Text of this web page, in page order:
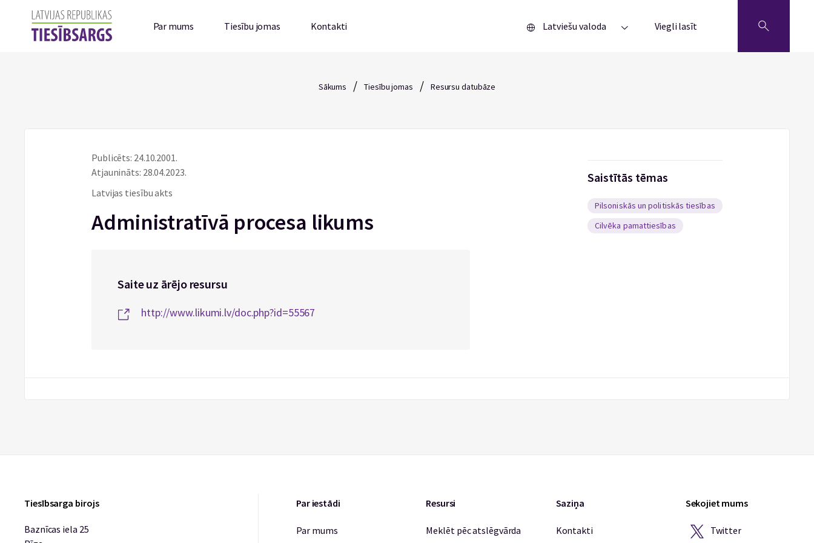
Par mums Tiesību jomas Kontakti Latviešu valoda Viegli lasīt
Sākums / Tiesību jomas / Resursu datubāze
Publicēts: 24.10.2001.
Atjaunināts: 28.04.2023.
Latvijas tiesību akts
Administratīvā procesa likums
Saite uz ārējo resursu
http://www.likumi.lv/doc.php?id=55567
Saistītās tēmas
Pilsoniskās un politiskās tiesības
Cilvēka pamattiesības
Tiesībsarga birojs
Baznīcas iela 25
Par iestādi
Par mums
Resursi
Meklēt pēc atslēgvārda
Saziņa
Kontakti
Sekojiet mums
Twitter